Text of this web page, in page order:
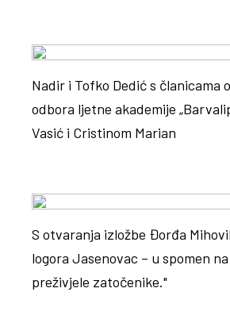
Nadir i Tofko Dedić s članicama
odbora ljetne akademije
Vasić i Cristinom Marian
S otvaranja izložbe Đorđa
logora Jasenovac – u spomen
preživjele zatočenike."